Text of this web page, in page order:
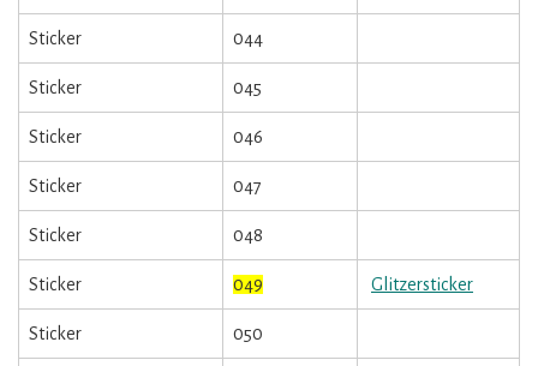
Sticker 044
Sticker 045
Sticker 046
Sticker 047
Sticker 048
Sticker 049 Glitzersticker
Sticker 050